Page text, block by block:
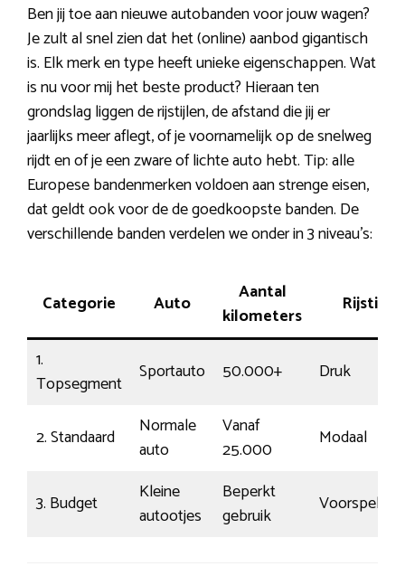
Ben jij toe aan nieuwe autobanden voor jouw wagen?
Je zult al snel zien dat het (online) aanbod gigantisch
is. Elk merk en type heeft unieke eigenschappen. Wat
is nu voor mij het beste product? Hieraan ten
grondslag liggen de rijstijlen, de afstand die jij er
jaarlijks meer aflegt, of je voornamelijk op de snelweg
rijdt en of je een zware of lichte auto hebt. Tip: alle
Europese bandenmerken voldoen aan strenge eisen,
dat geldt ook voor de de goedkoopste banden. De
verschillende banden verdelen we onder in 3 niveau’s:
Categorie Auto
Aantal
kilometers
Rijstijl
1.
Topsegment
Sportauto 50.000+ Druk
2. Standaard
Normale
auto
Vanaf
25.000
Modaal
3. Budget
Kleine
autootjes
Beperkt
gebruik